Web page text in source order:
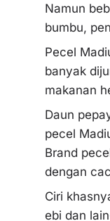
Namun
bumbu,
Pecel
banyak
makanan
Daun
pecel
Brand
dengan
Ciri
ebi dan